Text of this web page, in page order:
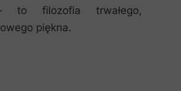
to filozofia trwałego,
piękna.